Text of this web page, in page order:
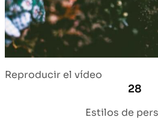
Reproducir el vídeo
28
Estilos de